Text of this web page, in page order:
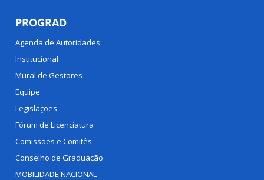
PROGRAD
Agenda de Autoridades
Institucional
Mural de Gestores
Equipe
Legislações
Fórum de Licenciatura
Comissões e Comitês
Conselho de Graduação
MOBILIDADE NACIONAL